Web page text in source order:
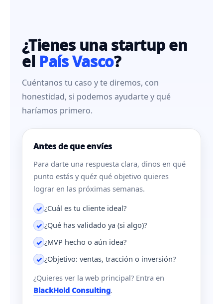
¿Tienes una startup en
el País Vasco?
Cuéntanos tu caso y te diremos, con
honestidad, si podemos ayudarte y qué
haríamos primero.
Antes de que envíes
Para darte una respuesta clara, dinos en qué
punto estás y quéz qué objetivo quieres
lograr en las próximas semanas.
✓ ¿Cuál es tu cliente ideal?
✓ ¿Qué has validado ya (si algo)?
✓ ¿MVP hecho o aún idea?
✓ ¿Objetivo: ventas, tracción o inversión?
¿Quieres ver la web principal? Entra en
BlackHold Consulting.